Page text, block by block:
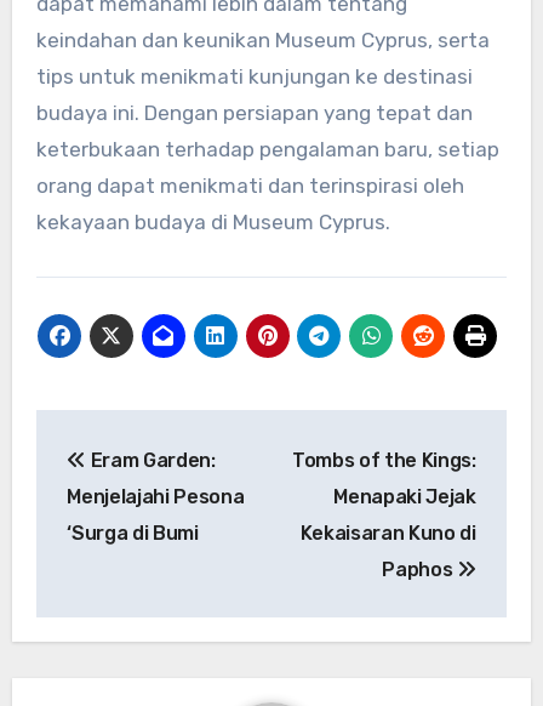
keindahan dan keunikan Museum Cyprus, serta
tips untuk menikmati kunjungan ke destinasi
budaya ini. Dengan persiapan yang tepat dan
keterbukaan terhadap pengalaman baru, setiap
orang dapat menikmati dan terinspirasi oleh
kekayaan budaya di Museum Cyprus.
pos
Eram Garden:
Menjelajahi Pesona
‘Surga di Bumi
Tombs of the Kings:
Menapaki Jejak
Kekaisaran Kuno di
Paphos